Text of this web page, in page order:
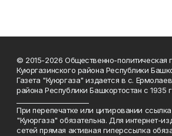
© 2015-2026 Общественно-политическая
Куюргазинского района Республики
Газета "Куюргаза" издается в с.
района Республики Башкортостан с 1935
При перепечатке или цитировании ссылка
"Куюргаза" обязательна. Для интернет-
сетей прямая активная гиперссылка